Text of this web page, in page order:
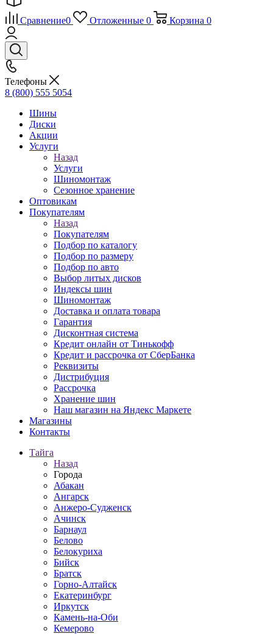
Сравнение0 Отложенные 0 Корзина 0
Телефоны
8 (800) 555 5054
Шины
Диски
Акции
Услуги
Назад
Услуги
Шиномонтаж
Сезонное хранение
Оптовикам
Покупателям
Назад
Покупателям
Подбор по каталогу
Подбор по размеру
Подбор по авто
Выбор литых дисков
Индексы шин
Шиномонтаж
Доставка и оплата товара
Гарантия
Дисконтная система
Кредит онлайн от Тинькофф
Кредит и рассрочка от СберБанка
Реквизиты
Дистрибуция
Рассрочка
Хранение шин
Наш магазин на Яндекс Маркете
Магазины
Контакты
Тайга
Назад
Города
Абакан
Ангарск
Анжеро-Судженск
Ачинск
Барнаул
Белово
Белокуриха
Бийск
Братск
Горно-Алтайск
Екатеринбург
Иркутск
Камень-на-Оби
Кемерово